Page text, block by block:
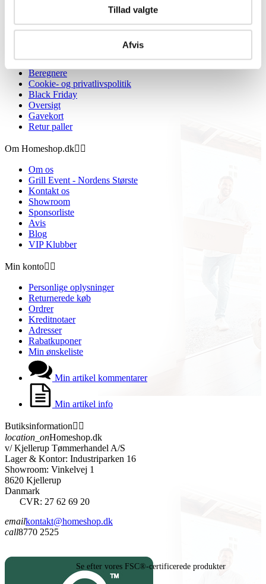
Tillad valgte
Afvis
Information
Fortrydelsesret
Beregnere
Cookie- og privatlivspolitik
Black Friday
Oversigt
Gavekort
Retur paller
Om Homeshop.dk 
Om os
Grill Event - Nordens Største
Kontakt os
Showroom
Sponsorliste
Avis
Blog
VIP Klubber
Min konto 
Personlige oplysninger
Returnerede køb
Ordrer
Kreditnotaer
Adresser
Rabatkuponer
Min ønskeliste
Min artikel kommentarer
Min artikel info
Butiksinformation 
location_onHomeshop.dk
v/ Kjellerup Tømmerhandel A/S
Lager & Kontor: Industriparken 16
Showroom: Vinkelvej 1
8620 Kjellerup
Danmark
CVR: 27 62 69 20
emailkontakt@homeshop.dk
call8770 2525
Se efter vores FSC®-certificerede produkter